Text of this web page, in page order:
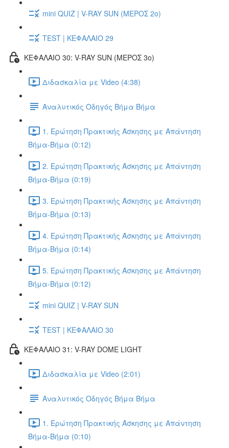
mini QUIZ | V-RAY SUN (ΜΕΡΟΣ 2o)
TEST | ΚΕΦΑΛΑΙΟ 29
ΚΕΦΑΛΑΙΟ 30: V-RAY SUN (ΜΕΡΟΣ 3o)
Διδασκαλία με Video (4:38)
Αναλυτικός Οδηγός Βήμα Βήμα
1. Ερώτηση Πρακτικής Άσκησης με Απάντηση
Βήμα-Βήμα (0:12)
2. Ερώτηση Πρακτικής Άσκησης με Απάντηση
Βήμα-Βήμα (0:19)
3. Ερώτηση Πρακτικής Άσκησης με Απάντηση
Βήμα-Βήμα (0:13)
4. Ερώτηση Πρακτικής Άσκησης με Απάντηση
Βήμα-Βήμα (0:14)
5. Ερώτηση Πρακτικής Άσκησης με Απάντηση
Βήμα-Βήμα (0:12)
mini QUIZ | V-RAY SUN
TEST | ΚΕΦΑΛΑΙΟ 30
ΚΕΦΑΛΑΙΟ 31: V-RAY DOME LIGHT
Διδασκαλία με Video (2:01)
Αναλυτικός Οδηγός Βήμα Βήμα
1. Ερώτηση Πρακτικής Άσκησης με Απάντηση
Βήμα-Βήμα (0:10)